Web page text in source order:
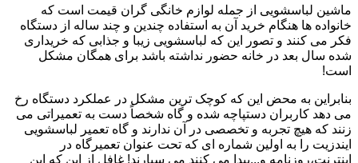
ماشین لباسشویی از جمله لوازم خانگی گران قیمت است که
خانواده ها هنگام خرید آن به استفاده چندین و چند ساله از دستگاه
فکر می کنند و تصور این که لباسشویی زیبا و جذابی که خریداری
شده سال بعد در خانه حضور نداشته باشد برای همگان مشکل
است!
بنابراین به محض این که کوچک ترین مشکل در عملکرد دستگاه رخ
می دهد کاربران دستپاچه شده و گاه شخصاً دست به تعمیراتی می
زنند که هیچ تجربه و تخصصی در آن ندارند و گاه تعمیر لباسشویی
ایندزیت را به اولین شماره ای که تحت عنوان تعمیرگاه در
اینترنت،روزنامه و...پیدا می کنند می سپارند! غافل از این که این